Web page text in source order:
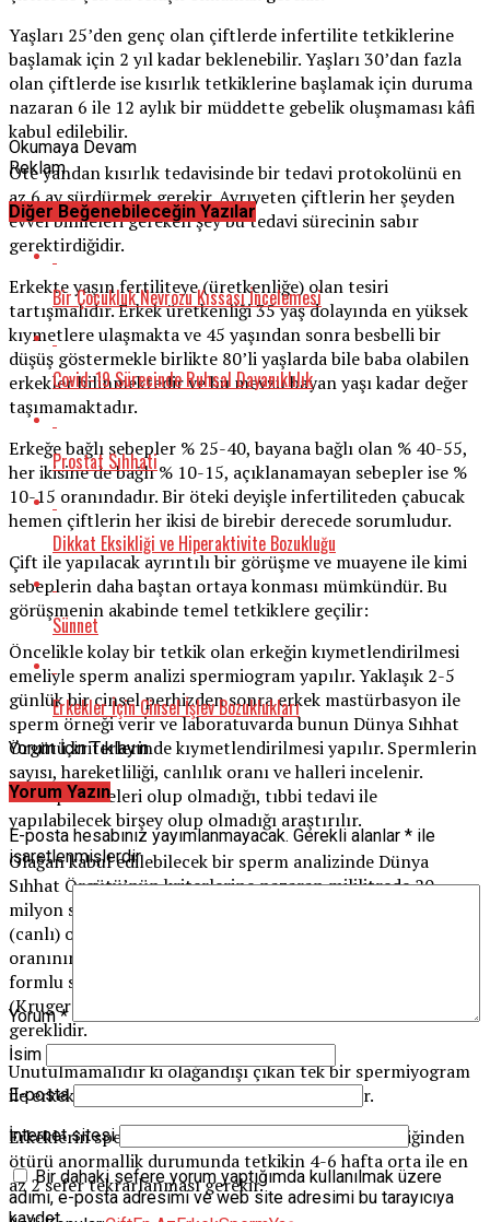
Yaşları 25’den genç olan çiftlerde infertilite tetkiklerine
başlamak için 2 yıl kadar beklenebilir. Yaşları 30’dan fazla
olan çiftlerde ise kısırlık tetkiklerine başlamak için duruma
nazaran 6 ile 12 aylık bir müddette gebelik oluşmaması kâfi
kabul edilebilir.
Öte yandan kısırlık tedavisinde bir tedavi protokolünü en
az 6 ay sürdürmek gerekir. Ayrıyeten çiftlerin her şeyden
evvel bilmeleri gereken şey bu tedavi sürecinin sabır
gerektirdiğidir.
Erkekte yaşın fertiliteye (üretkenliğe) olan tesiri
tartışmalıdır. Erkek üretkenliği 35 yaş dolayında en yüksek
kıymetlere ulaşmakta ve 45 yaşından sonra besbelli bir
düşüş göstermekle birlikte 80’li yaşlarda bile baba olabilen
erkekler bilinmektedir ve bu mevzu bayan yaşı kadar değer
taşımamaktadır.
Erkeğe bağlı sebepler % 25-40, bayana bağlı olan % 40-55,
her ikisine de bağlı % 10-15, açıklanamayan sebepler ise %
10-15 oranındadır. Bir öteki deyişle infertiliteden çabucak
hemen çiftlerin her ikisi de birebir derecede sorumludur.
Çift ile yapılacak ayrıntılı bir görüşme ve muayene ile kimi
sebeplerin daha baştan ortaya konması mümkündür. Bu
görüşmenin akabinde temel tetkiklere geçilir:
Öncelikle kolay bir tetkik olan erkeğin kıymetlendirilmesi
emeliyle sperm analizi spermiogram yapılır. Yaklaşık 2-5
günlük bir cinsel perhizden sonra erkek mastürbasyon ile
sperm örneği verir ve laboratuvarda bunun Dünya Sıhhat
Örgütü kriterlerinde kıymetlendirilmesi yapılır. Spermlerin
sayısı, hareketliliği, canlılık oranı ve halleri incelenir.
İltahap hücreleri olup olmadığı, tıbbi tedavi ile
yapılabilecek birşey olup olmadığı araştırılır.
Olağan kabul edilebilecek bir sperm analizinde Dünya
Sıhhat Örgütü’nün kriterlerine nazaran mililitrede 20
milyon sperm olması, bunların en az yarısının hareketli
(canlı) olması yahut ileri yanlışsız hareket eden sperm
oranının tüm spermlerin en az % 25’i olması ve olağan
formlu spermlerin de boyanarak ayrıntılı kıymetlendirme
(Kruger Kriterleri) ile en az % 14 ve üzerinde olması
gereklidir.
Unutulmamalıdır ki olağandışı çıkan tek bir spermiyogram
ile erkek kısırlığı tanısı koymak uygun değildir.
Erkeklerin sperm sonuçları dalgalanmalar gösterdiğinden
ötürü anormallik durumunda tetkikin 4-6 hafta orta ile en
az 2 sefer tekrarlanması gerekir.
Okumaya Devam
Reklam
Diğer Beğenebileceğin Yazılar
Bir Çocukluk Nevrozu Kıssası İncelemesi
Covid-19 Sürecinde Ruhsal Dayanıklılık
Prostat Sıhhati
Dikkat Eksikliği ve Hiperaktivite Bozukluğu
Sünnet
Erkekler İçin Cinsel İşlev Bozuklukları
Yorum İçin Tıklayın
Yorum Yazın
E-posta hesabınız yayımlanmayacak. Gerekli alanlar * ile
işaretlenmişlerdir
Yorum*
İsim
E-posta
İnternet sitesi
Bir dahaki sefere yorum yaptığımda kullanılmak üzere
adımı, e-posta adresimi ve web site adresimi bu tarayıcıya